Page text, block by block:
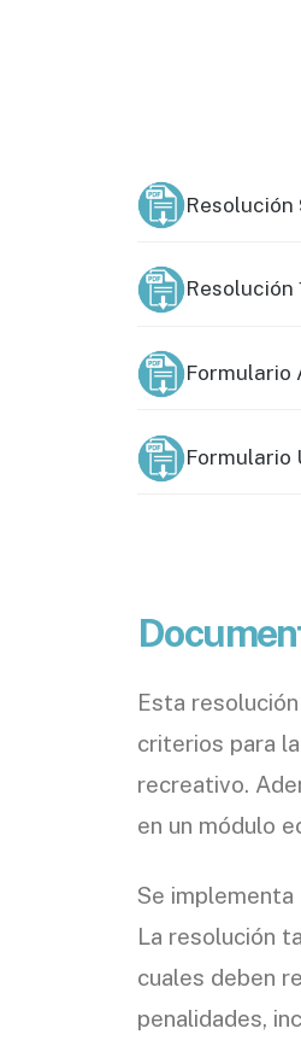
Resolución
Resolución
Formulario
Formulario
Esta
criterios para
recreativo.
en un módulo
Se implementa
La resolución
cuales deben
penalidades,